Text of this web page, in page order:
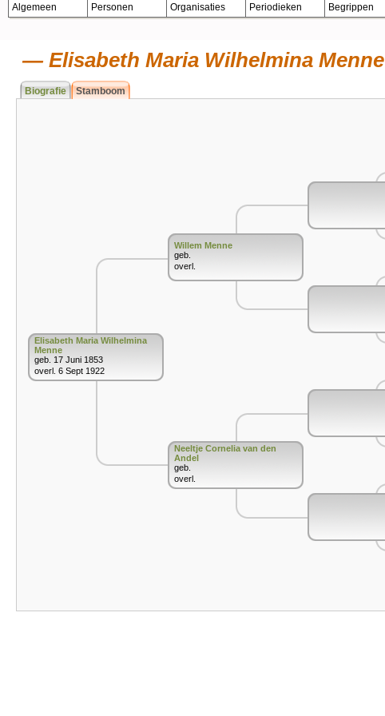
Algemeen Personen Organisaties Periodieken Begrippen
Elisabeth Maria Wilhelmina Menne
Biografie Stamboom
Elisabeth Maria Wilhelmina
Menne
geb. 17 Juni 1853
overl. 6 Sept 1922
Willem Menne
geb.
overl.
Neeltje Cornelia van den
Andel
geb.
overl.